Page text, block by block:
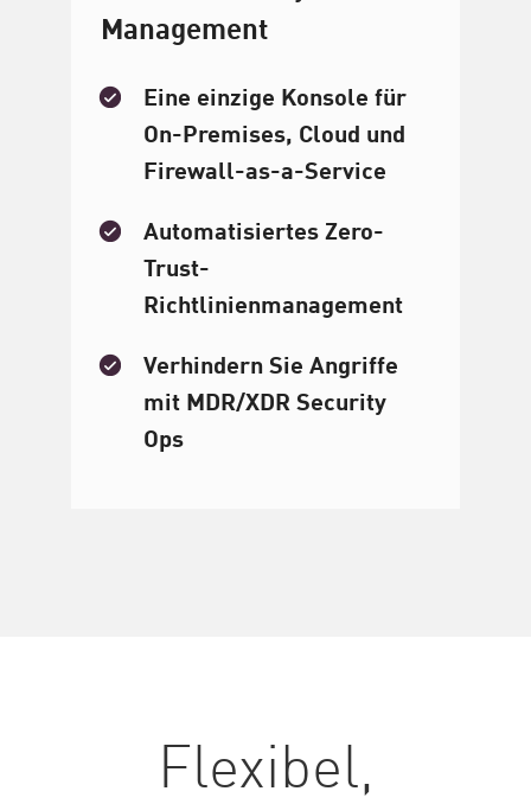
Management
Eine einzige Konsole für
On-Premises, Cloud und
Firewall-as-a-Service
Automatisiertes Zero-
Trust-
Richtlinienmanagement
Verhindern Sie Angriffe
mit MDR/XDR Security
Ops
Flexibel,